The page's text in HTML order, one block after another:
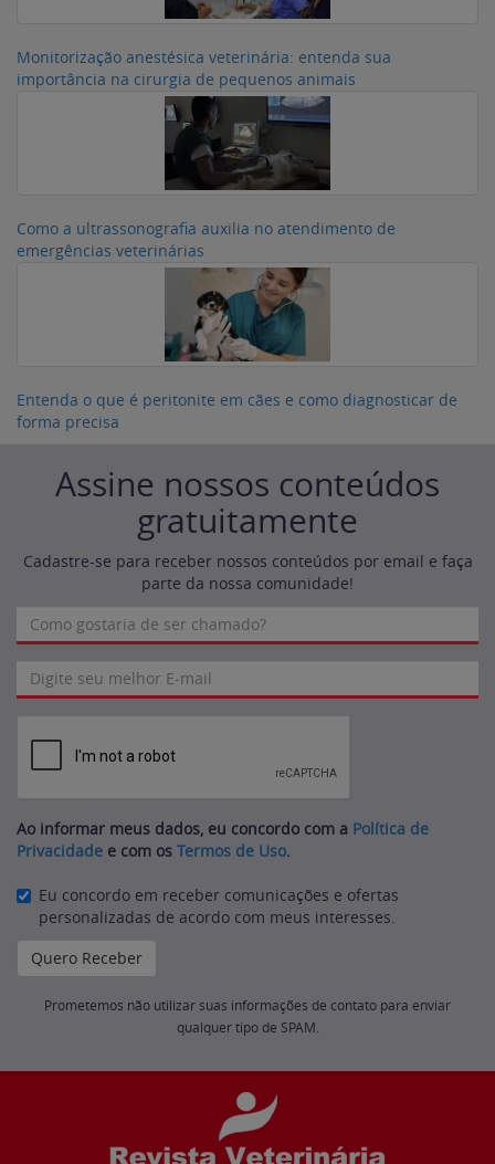
Monitorização anestésica veterinária: entenda sua
importância na cirurgia de pequenos animais
Como a ultrassonografia auxilia no atendimento de
emergências veterinárias
Entenda o que é peritonite em cães e como diagnosticar de
forma precisa
Assine nossos conteúdos
gratuitamente
Cadastre-se para receber nossos conteúdos por email e faça
parte da nossa comunidade!
Ao informar meus dados, eu concordo com a Política de
Privacidade e com os Termos de Uso.
Eu concordo em receber comunicações e ofertas
personalizadas de acordo com meus interesses.
Prometemos não utilizar suas informações de contato para enviar
qualquer tipo de SPAM.